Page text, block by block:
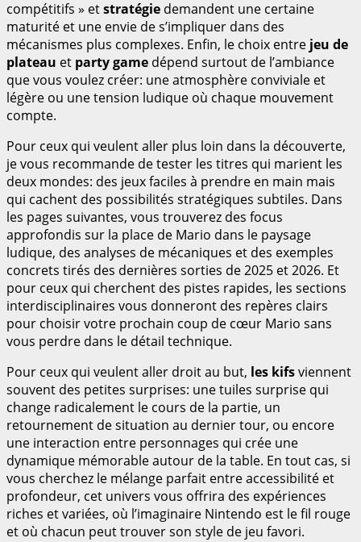
compétitifs » etstratégie demandent une certaine
maturité et une envie de s’impliquer dans des
mécanismes plus complexes. Enfin, le choix entre jeu de
plateau et party game dépend surtout de l’ambiance
que vous voulez créer: une atmosphère conviviale et
légère ou une tension ludique où chaque mouvement
compte.
Pour ceux qui veulent aller plus loin dans la découverte,
je vous recommande de tester les titres qui marient les
deux mondes: des jeux faciles à prendre en main mais
qui cachent des possibilités stratégiques subtiles. Dans
les pages suivantes, vous trouverez des focus
approfondis sur la place de Mario dans le paysage
ludique, des analyses de mécaniques et des exemples
concrets tirés des dernières sorties de 2025 et 2026. Et
pour ceux qui cherchent des pistes rapides, les sections
interdisciplinaires vous donneront des repères clairs
pour choisir votre prochain coup de cœur Mario sans
vous perdre dans le détail technique.
Pour ceux qui veulent aller droit au but, les kifsviennent
souvent des petites surprises: une tuiles surprise qui
change radicalement le cours de la partie, un
retournement de situation au dernier tour, ou encore
une interaction entre personnages qui crée une
dynamique mémorable autour de la table. En tout cas, si
vous cherchez le mélange parfait entre accessibilité et
profondeur, cet univers vous offrira des expériences
riches et variées, où l’imaginaire Nintendo est le fil rouge
et où chacun peut trouver son style de jeu favori.